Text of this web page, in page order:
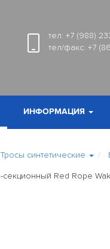
тел: +7 (988)
тел/факс: +7
ИНФОРМАЦИЯ
Тросы синтетические